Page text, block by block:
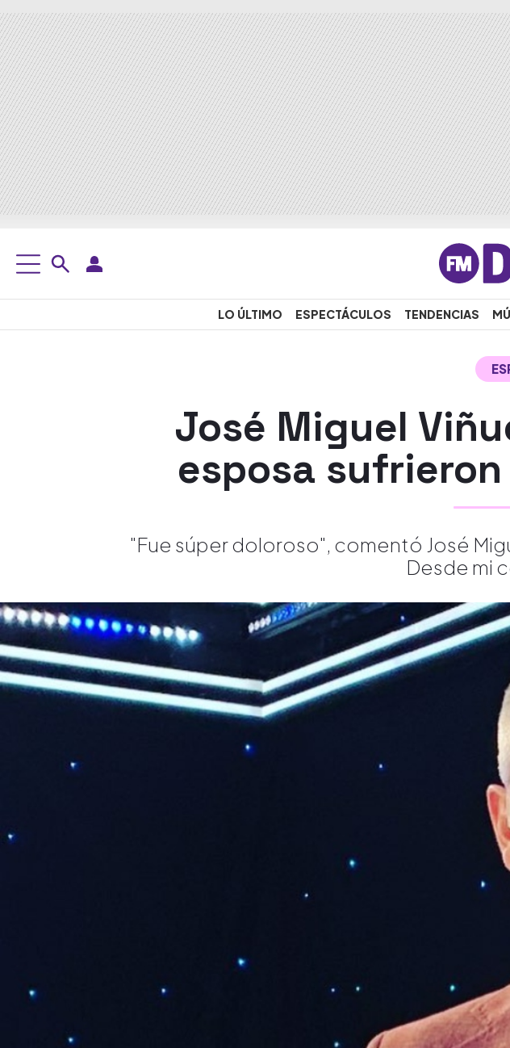
LO ÚLTIMO ESPECTÁCULOS TENDENCIAS
José Miguel
esposa
"Fue súper doloroso", comentó José
Desde mi